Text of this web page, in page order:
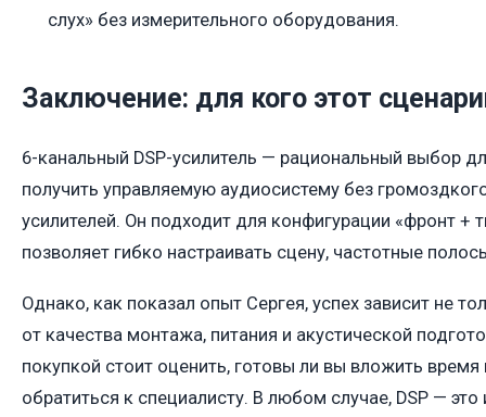
слух» без измерительного оборудования.
Заключение: для кого этот
6-канальный DSP-усилитель — рациональный выбор
получить управляемую аудиосистему без
усилителей. Он подходит для конфигурации «фронт +
позволяет гибко настраивать сцену, частотные
Однако, как показал опыт Сергея, успех зависит не
от качества монтажа, питания и акустической
покупкой стоит оценить, готовы ли вы вложить время
обратиться к специалисту. В любом случае, DSP — это